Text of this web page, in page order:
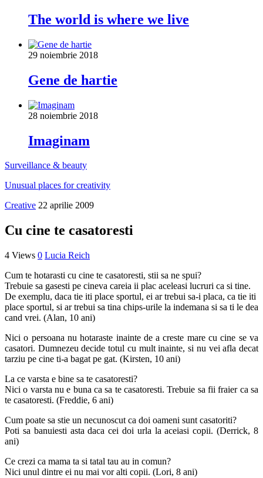
The world is where we live
29 noiembrie 2018
Gene de hartie
28 noiembrie 2018
Imaginam
Surveillance & beauty
Unusual places for creativity
Creative 22 aprilie 2009
Cu cine te casatoresti
4 Views 0 Lucia Reich
Cum te hotarasti cu cine te casatoresti, stii sa ne spui?
Trebuie sa gasesti pe cineva careia ii plac aceleasi lucruri ca si tine.
De exemplu, daca tie iti place sportul, ei ar trebui sa-i placa, ca tie iti
place sportul, si ar trebui sa tina chips-urile la indemana si sa ti le dea
cand vrei. (Alan, 10 ani)
Nici o persoana nu hotaraste inainte de a creste mare cu cine se va
casatori. Dumnezeu decide totul cu mult inainte, si nu vei afla decat
tarziu pe cine ti-a bagat pe gat. (Kirsten, 10 ani)
La ce varsta e bine sa te casatoresti?
Nici o varsta nu e buna ca sa te casatoresti. Trebuie sa fii fraier ca sa
te casatoresti. (Freddie, 6 ani)
Cum poate sa stie un necunoscut ca doi oameni sunt casatoriti?
Poti sa banuiesti asta daca cei doi urla la aceiasi copii. (Derrick, 8
ani)
Ce crezi ca mama ta si tatal tau au in comun?
Nici unul dintre ei nu mai vor alti copii. (Lori, 8 ani)